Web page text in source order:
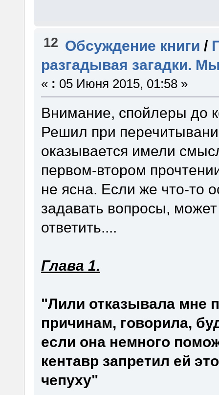
12 Обсуждение книги /
разгадывая загадки.
« : 05 Июня 2015, 01:58 »
Внимание, спойлеры до
Решил при
оказывается имели
первом-втором
не ясна. Если же что-то
задавать вопросы,
ответить....
Глава 1.
"Лили отказывала мне
причинам, говорила,
если она немного
кентавр запретил ей
чепуху"